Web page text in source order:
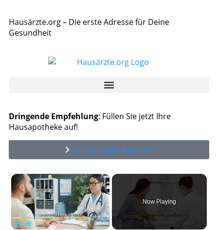
Hausärzte.org – Die erste Adresse für Deine
Gesundheit
Dringende Empfehlung: Füllen Sie jetzt Ihre
Hausapotheke auf!
Hausapotheke auffüllen*
×
Now Playing